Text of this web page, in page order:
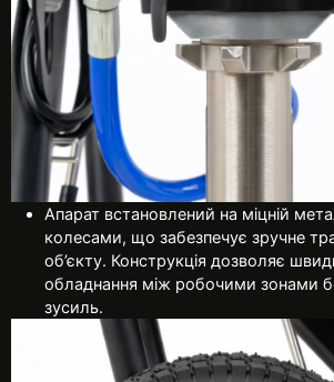
Апарат встановлений на міцній
колесами, що забезпечує зручне
об’єкту. Конструкція дозволяє
обладнання між робочими зонами
зусиль.